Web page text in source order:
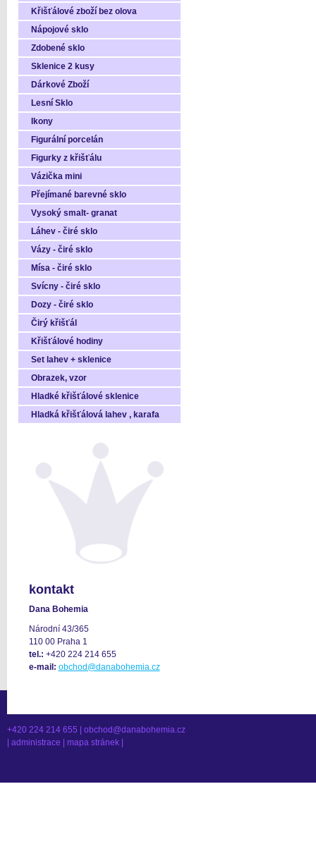
Křišťálové zboží bez olova
Nápojové sklo
Zdobené sklo
Sklenice 2 kusy
Dárkové Zboží
Lesní Sklo
Ikony
Figurální porcelán
Figurky z křišťálu
Vázička mini
Přejímané barevné sklo
Vysoký smalt- granat
Láhev - čiré sklo
Vázy - čiré sklo
Mísa - čiré sklo
Svícny - čiré sklo
Dozy - čiré sklo
Čirý křišťál
Křišťálové hodiny
Set lahev + sklenice
Obrazek, vzor
Hladké křišťálové sklenice
Hladká křišťálová lahev , karafa
kontakt
Dana Bohemia
Národní 43/365
110 00 Praha 1
tel.: +420 224 214 655
e-mail: obchod@danabohemia.cz
+420 224 214 655 | obchod@danabohemia.cz
administrace mapa stránek|